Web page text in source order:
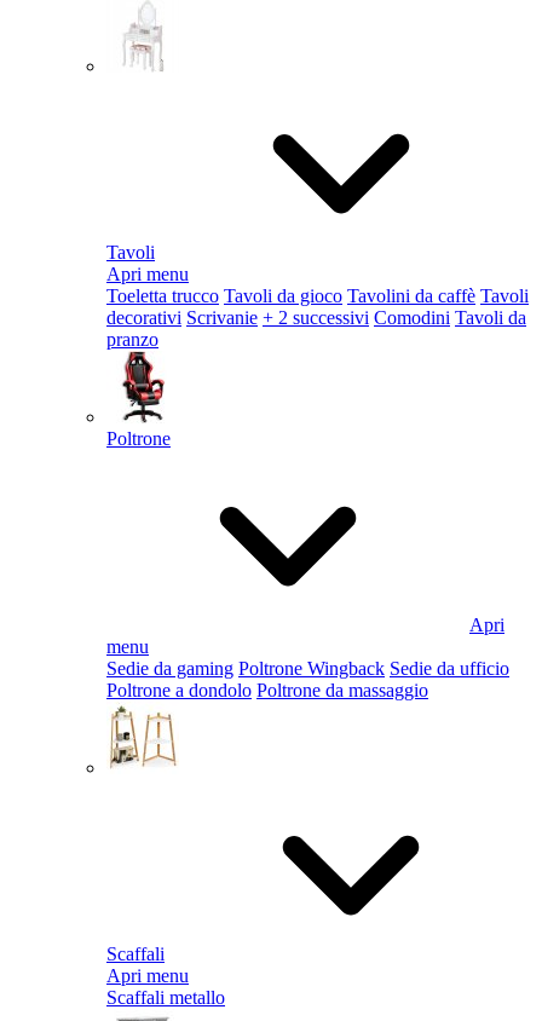
Tavoli
Apri menu
Toeletta trucco Tavoli da gioco Tavolini da caffè Tavoli
decorativi Scrivanie + 2 successivi Comodini Tavoli da
pranzo
Poltrone
Apri
menu
Sedie da gaming Poltrone Wingback Sedie da ufficio
Poltrone a dondolo Poltrone da massaggio
Scaffali
Apri menu
Scaffali metallo